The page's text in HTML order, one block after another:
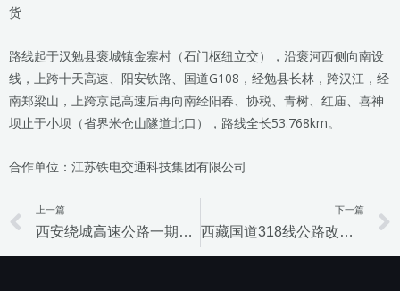
货
路线起于汉勉县褒城镇金寨村（石门枢纽立交），沿褒河西侧向南设
线，上跨十天高速、阳安铁路、国道G108，经勉县长林，跨汉江，经
南郑梁山，上跨京昆高速后再向南经阳春、协税、青树、红庙、喜神
坝止于小坝（省界米仓山隧道北口），路线全长53.768km。
合作单位：江苏铁电交通科技集团有限公司
Prev
上一篇
西安绕城高速公路一期工程
下一篇
西藏国道318线公路改造工程